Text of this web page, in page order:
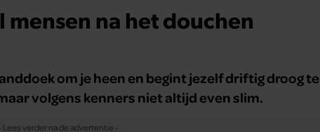
mensen na het douchen
om je heen en begint jezelf driftig droog te
volgens kenners niet altijd even slim.